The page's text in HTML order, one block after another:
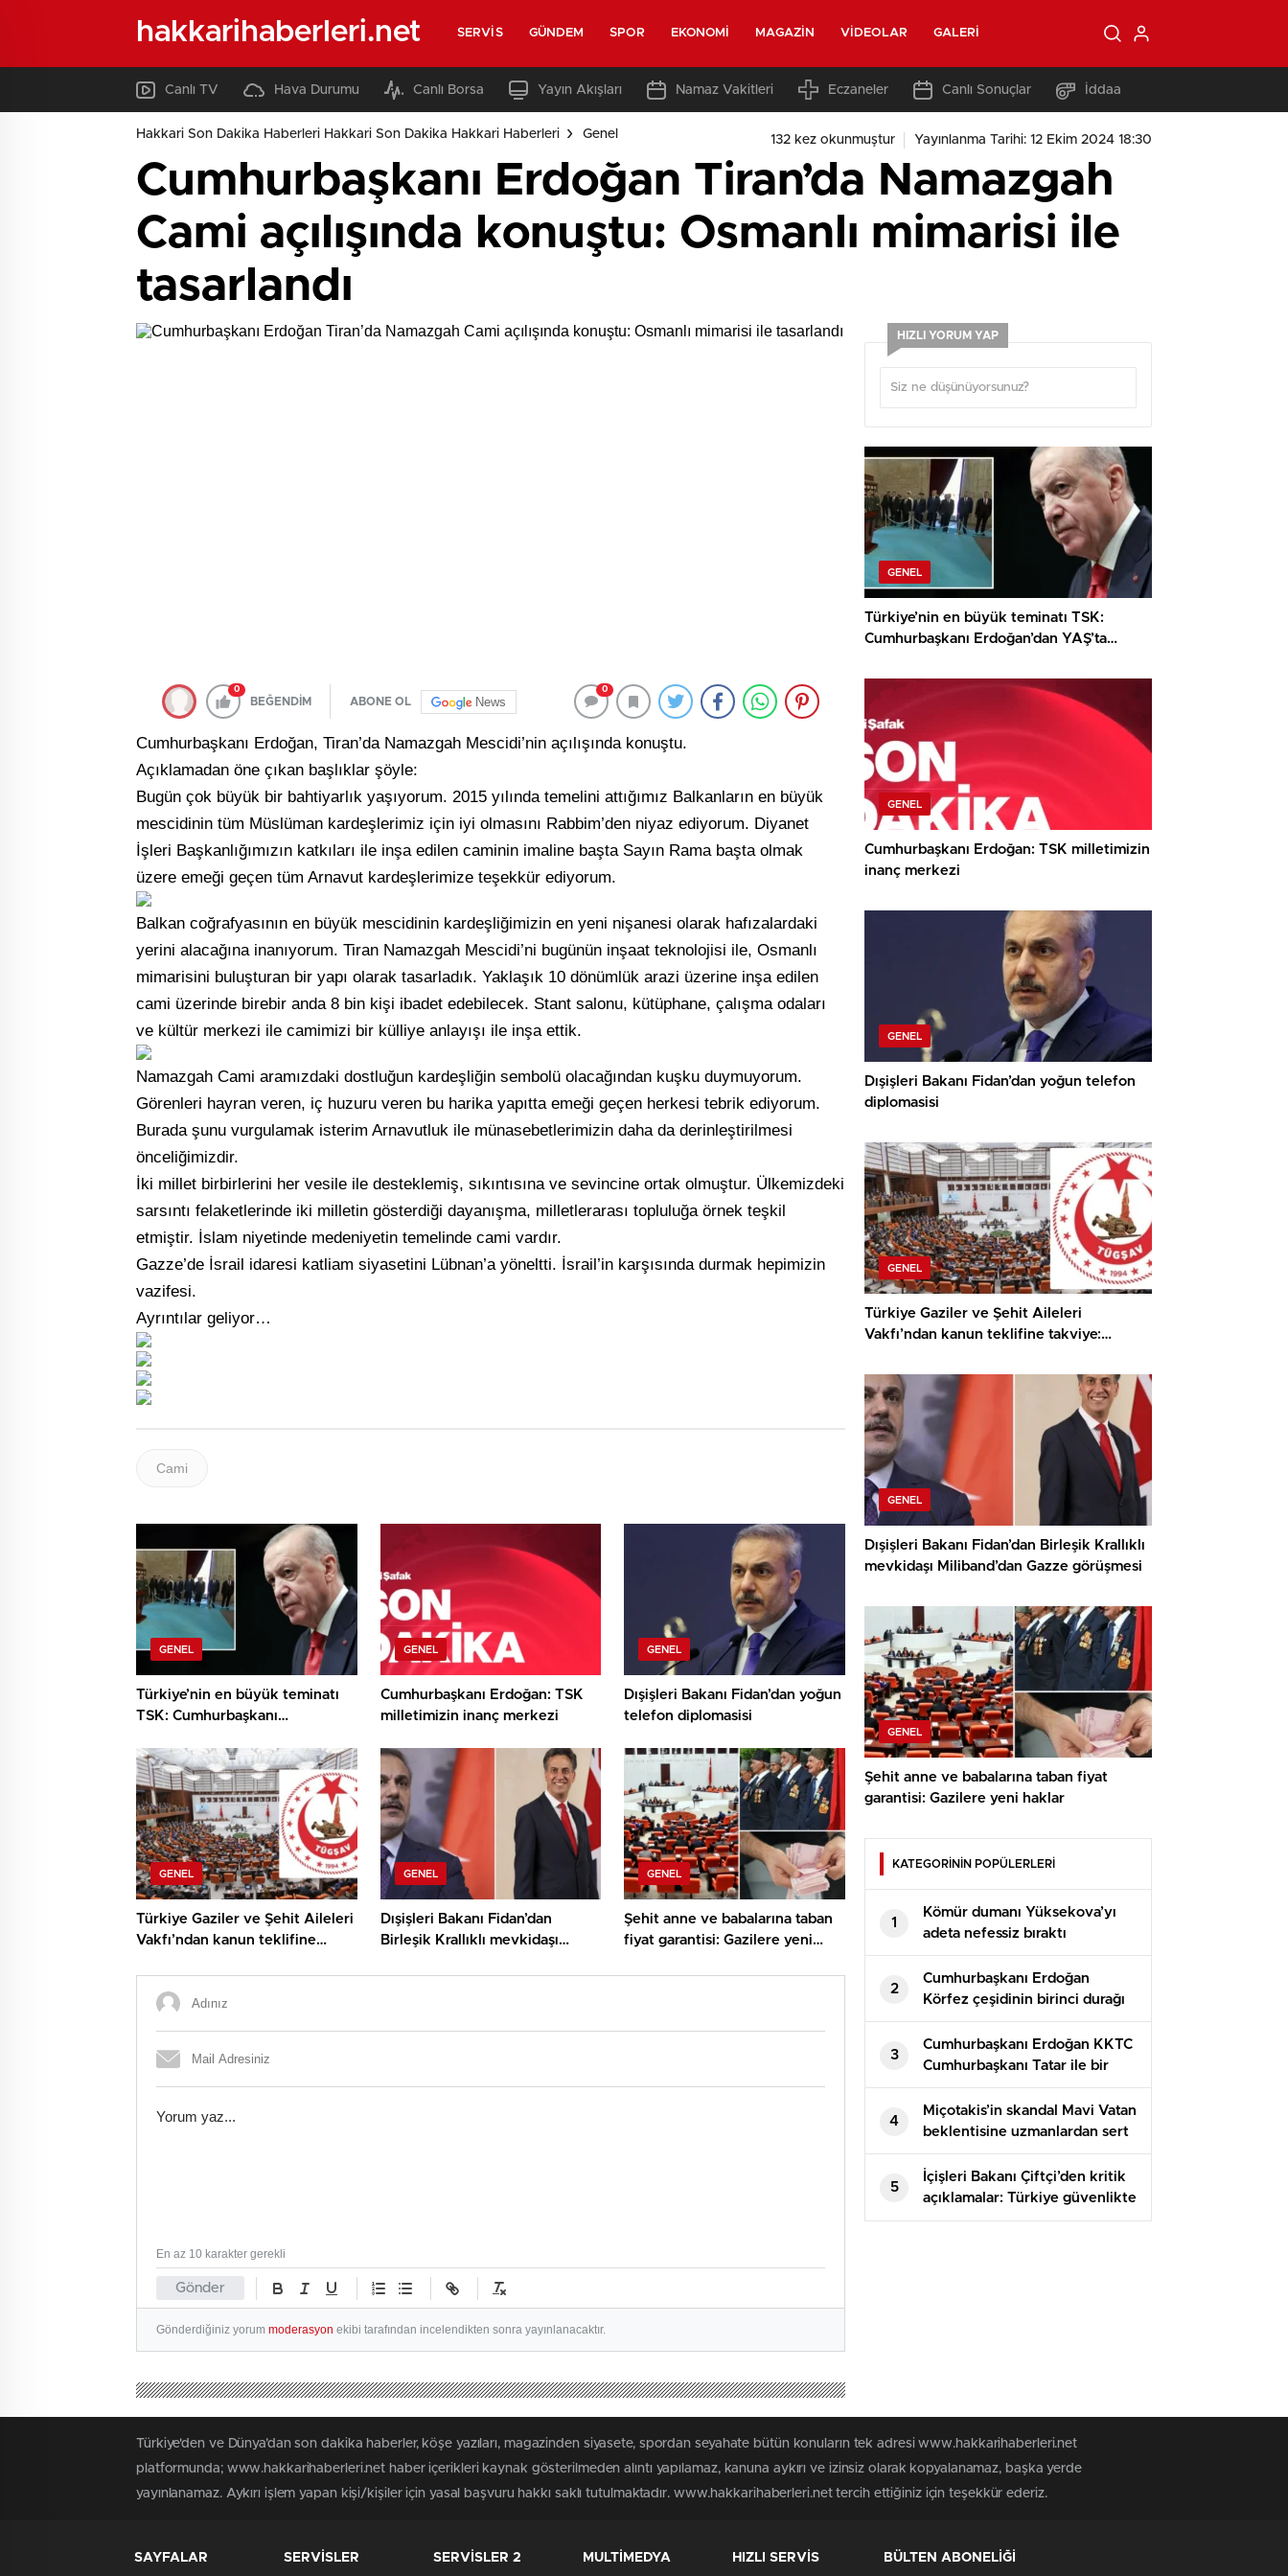
hakkarihaberleri.net SERVIS GÜNDEM SPOR EKONOMI MAGAZIN VIDEOLAR GALERI
Canlı TV Hava Durumu Canlı Borsa Yayın Akışları Namaz Vakitleri Eczaneler Canlı Sonuçlar İddaa
Hakkari Son Dakika Haberleri Hakkari Son Dakika Hakkari Haberleri Genel 132 kez okunmuştur Yayınlanma Tarihi: 12 Ekim 2024 18:30
Cumhurbaşkanı Erdoğan Tiran’da Namazgah
Cami açılışında konuştu: Osmanlı mimarisi ile
tasarlandı
0
BEĞENDİM ABONE OL News
0
Cumhurbaşkanı Erdoğan, Tiran’da Namazgah Mescidi’nin açılışında konuştu.
Açıklamadan öne çıkan başlıklar şöyle:
Bugün çok büyük bir bahtiyarlık yaşıyorum. 2015 yılında temelini attığımız Balkanların en büyük
mescidinin tüm Müslüman kardeşlerimiz için iyi olmasını Rabbim’den niyaz ediyorum. Diyanet
İşleri Başkanlığımızın katkıları ile inşa edilen caminin imaline başta Sayın Rama başta olmak
üzere emeği geçen tüm Arnavut kardeşlerimize teşekkür ediyorum.
Balkan coğrafyasının en büyük mescidinin kardeşliğimizin en yeni nişanesi olarak hafızalardaki
yerini alacağına inanıyorum. Tiran Namazgah Mescidi’ni bugünün inşaat teknolojisi ile, Osmanlı
mimarisini buluşturan bir yapı olarak tasarladık. Yaklaşık 10 dönümlük arazi üzerine inşa edilen
cami üzerinde birebir anda 8 bin kişi ibadet edebilecek. Stant salonu, kütüphane, çalışma odaları
ve kültür merkezi ile camimizi bir külliye anlayışı ile inşa ettik.
Namazgah Cami aramızdaki dostluğun kardeşliğin sembolü olacağından kuşku duymuyorum.
Görenleri hayran veren, iç huzuru veren bu harika yapıtta emeği geçen herkesi tebrik ediyorum.
Burada şunu vurgulamak isterim Arnavutluk ile münasebetlerimizin daha da derinleştirilmesi
önceliğimizdir.
İki millet birbirlerini her vesile ile desteklemiş, sıkıntısına ve sevincine ortak olmuştur. Ülkemizdeki
sarsıntı felaketlerinde iki milletin gösterdiği dayanışma, milletlerarası topluluğa örnek teşkil
etmiştir. İslam niyetinde medeniyetin temelinde cami vardır.
Gazze’de İsrail idaresi katliam siyasetini Lübnan’a yöneltti. İsrail’in karşısında durmak hepimizin
vazifesi.
Ayrıntılar geliyor…
Cami
GENEL
Türkiye’nin en büyük teminatı
TSK: Cumhurbaşkanı
çeken ileti
GENEL
Cumhurbaşkanı Erdoğan: TSK
milletimizin inanç merkezi
GENEL
Dışişleri Bakanı Fidan’dan yoğun
telefon diplomasisi
GENEL
Türkiye Gaziler ve Şehit Aileleri
Vakfı’ndan kanun teklifine
ediyoruz
GENEL
Dışişleri Bakanı Fidan’dan
Birleşik Krallıklı mevkidaşı
GENEL
Şehit anne ve babalarına taban
fiyat garantisi: Gazilere yeni
Gönder
En az 10 karakter gerekli
Gönderdiğiniz yorum moderasyon ekibi tarafından incelendikten sonra yayınlanacaktır.
HIZLI YORUM YAP
GENEL
Türkiye’nin en büyük teminatı TSK:
Cumhurbaşkanı Erdoğan’dan YAŞ’ta
GENEL
Cumhurbaşkanı Erdoğan: TSK milletimizin
inanç merkezi
GENEL
Dışişleri Bakanı Fidan’dan yoğun telefon
diplomasisi
GENEL
Türkiye Gaziler ve Şehit Aileleri
Vakfı’ndan kanun teklifine takviye:
ediyoruz
GENEL
Dışişleri Bakanı Fidan’dan Birleşik Krallıklı
mevkidaşı Miliband’dan Gazze görüşmesi
GENEL
Şehit anne ve babalarına taban fiyat
garantisi: Gazilere yeni haklar
KATEGORİNİN POPÜLERLERİ
1
Kömür dumanı Yüksekova’yı
adeta nefessiz bıraktı
2
Cumhurbaşkanı Erdoğan
Körfez çeşidinin birinci durağı
Suudi Arabistan’da
3
Cumhurbaşkanı Erdoğan KKTC
Cumhurbaşkanı Tatar ile bir
ortaya geldi
4
Miçotakis’in skandal Mavi Vatan
beklentisine uzmanlardan sert
reaksiyon: Türkiye geri adım
atamaz
5
İçişleri Bakanı Çiftçi’den kritik
açıklamalar: Türkiye güvenlikte
yeni bir eşiğe geçti
Türkiye'den ve Dünya’dan son dakika haberler, köşe yazıları, magazinden siyasete, spordan seyahate bütün konuların tek adresi www.hakkarihaberleri.net
platformunda; www.hakkarihaberleri.net haber içerikleri kaynak gösterilmeden alıntı yapılamaz, kanuna aykırı ve izinsiz olarak kopyalanamaz, başka yerde
yayınlanamaz. Aykırı işlem yapan kişi/kişiler için yasal başvuru hakkı saklı tutulmaktadır. www.hakkarihaberleri.net tercih ettiğiniz için teşekkür ederiz.
SAYFALAR SERVİSLER SERVİSLER 2 MULTİMEDYA HIZLI SERVİS BÜLTEN ABONELİĞİ